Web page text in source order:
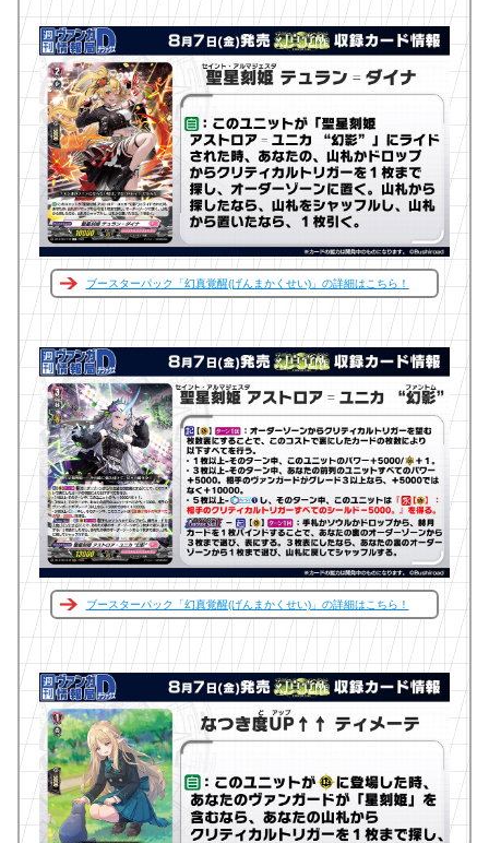
ブースターパック「幻真覚醒(げんまかくせい)」の詳細はこちら！
ブースターパック「幻真覚醒(げんまかくせい)」の詳細はこちら！